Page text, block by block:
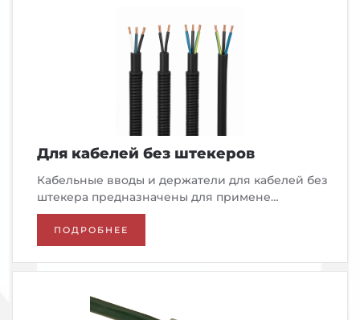
Для кабелей без штекеров
Кабельные вводы и держатели для кабелей без
штекера предназначены для примене…
ПОДРОБНЕЕ